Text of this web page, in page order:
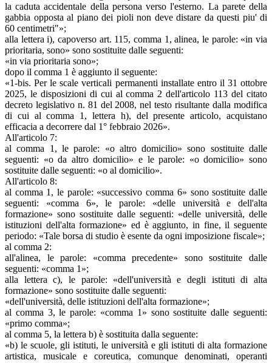
la caduta accidentale della persona verso l'esterno. La parete della
gabbia opposta al piano dei pioli non deve distare da questi piu' di
60 centimetri"»;
alla lettera i), capoverso art. 115, comma 1, alinea, le parole: «in via
prioritaria, sono» sono sostituite dalle seguenti:
«in via prioritaria sono»;
dopo il comma 1 è aggiunto il seguente:
«1-bis. Per le scale verticali permanenti installate entro il 31 ottobre
2025, le disposizioni di cui al comma 2 dell'articolo 113 del citato
decreto legislativo n. 81 del 2008, nel testo risultante dalla modifica
di cui al comma 1, lettera h), del presente articolo, acquistano
efficacia a decorrere dal 1° febbraio 2026».
All'articolo 7:
al comma 1, le parole: «o altro domicilio» sono sostituite dalle
seguenti: «o da altro domicilio» e le parole: «o domicilio» sono
sostituite dalle seguenti: «o al domicilio».
All'articolo 8:
al comma 1, le parole: «successivo comma 6» sono sostituite dalle
seguenti: «comma 6», le parole: «delle università e dell'alta
formazione» sono sostituite dalle seguenti: «delle università, delle
istituzioni dell'alta formazione» ed è aggiunto, in fine, il seguente
periodo: «Tale borsa di studio è esente da ogni imposizione fiscale»;
al comma 2:
all'alinea, le parole: «comma precedente» sono sostituite dalle
seguenti: «comma 1»;
alla lettera c), le parole: «dell'università e degli istituti di alta
formazione» sono sostituite dalle seguenti:
«dell'università, delle istituzioni dell'alta formazione»;
al comma 3, le parole: «comma 1» sono sostituite dalle seguenti:
«primo comma»;
al comma 5, la lettera b) è sostituita dalla seguente:
«b) le scuole, gli istituti, le università e gli istituti di alta formazione
artistica, musicale e coreutica, comunque denominati, operanti